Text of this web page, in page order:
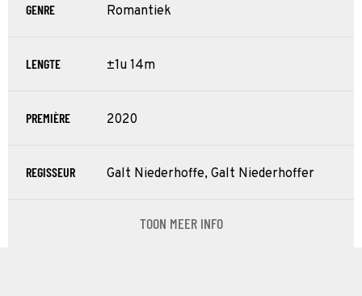
GENRE Romantiek
LENGTE ±1u 14m
PREMIÈRE 2020
REGISSEUR Galt Niederhoffe, Galt Niederhoffer
TOON MEER INFO